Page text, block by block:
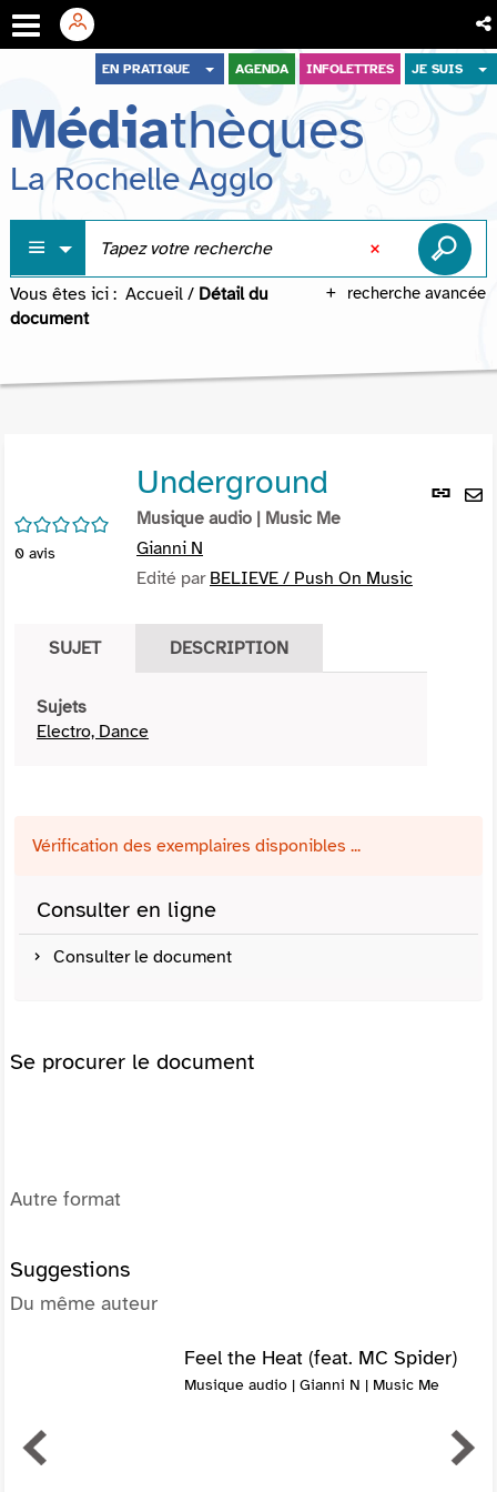
menu
contenu
recherche
EN PRATIQUE AGENDA INFOLETTRES JE SUIS
Médiathèques
La Rochelle Agglo
recherche avancée
Vous êtes ici : Accueil / Détail du
document
Lien
/5
0 avis
Underground
Musique audio | Music Me
Gianni N
Edité par BELIEVE / Push On Music
SUJET DESCRIPTION
Sujets
Electro, Dance
Vérification des exemplaires disponibles ...
Consulter en ligne
Consulter le document
Se procurer le document
Autre format
Suggestions
Du même auteur
Feel the Heat (feat. MC Spider)
Musique audio | Gianni N | Music Me